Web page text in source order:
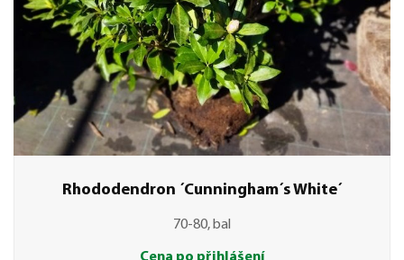
Rhododendron ´Cunningham´s White´
70-80, bal